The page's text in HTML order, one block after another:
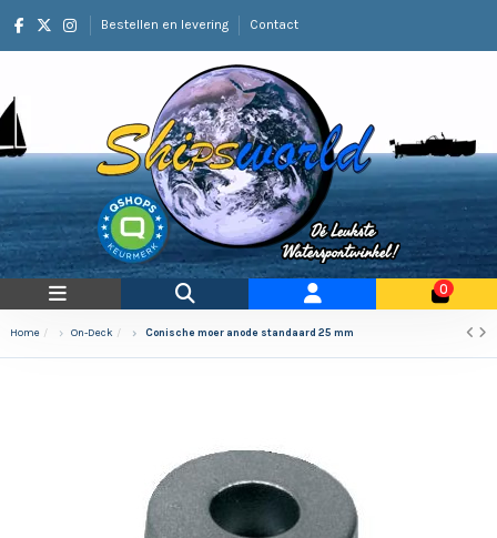
Bestellen en levering Contact
0
Home On-Deck Conische moer anode standaard 25 mm